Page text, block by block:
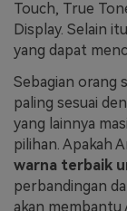
Tips &
Postingan
Jelajahi Lebih
Touch, True
Display. Selain
yang dapat
Sebagian orang
paling sesuai
yang lainnya
pilihan. Apakah
warna terbaik
perbandingan
akan membantu